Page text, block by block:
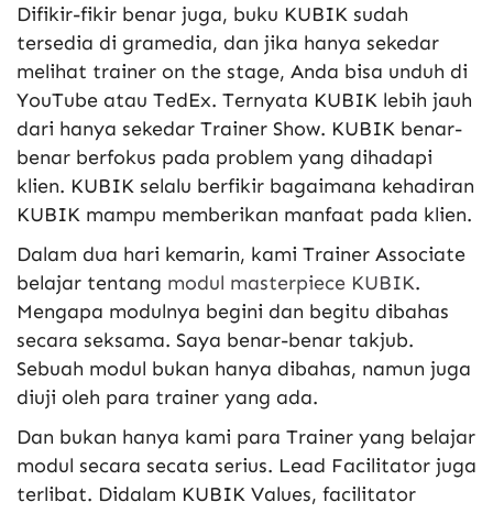
Difikir-fikir benar juga, buku KUBIK sudah
tersedia di gramedia, dan jika hanya sekedar
melihat trainer on the stage, Anda bisa unduh di
YouTube atau TedEx. Ternyata KUBIK lebih jauh
dari hanya sekedar Trainer Show. KUBIK benar-
benar berfokus pada problem yang dihadapi
klien. KUBIK selalu berfikir bagaimana kehadiran
KUBIK mampu memberikan manfaat pada klien.
Dalam dua hari kemarin, kami Trainer Associate
belajar tentang modul masterpiece KUBIK.
Mengapa modulnya begini dan begitu dibahas
secara seksama. Saya benar-benar takjub.
Sebuah modul bukan hanya dibahas, namun juga
diuji oleh para trainer yang ada.
Dan bukan hanya kami para Trainer yang belajar
modul secara secata serius. Lead Facilitator juga
terlibat. Didalam KUBIK Values, facilitator